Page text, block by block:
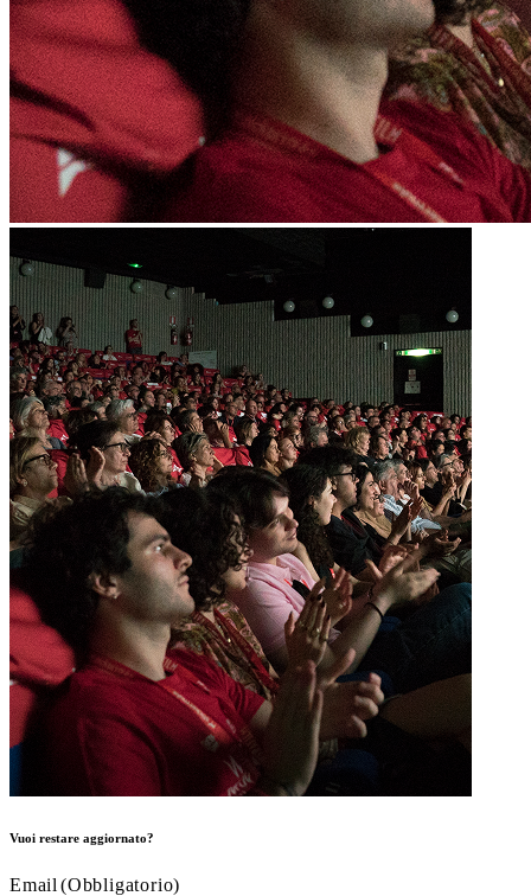
Vuoi restare aggiornato?
Email (Obbligatorio)